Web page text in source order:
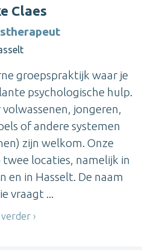
Claes
groepspraktijk waar je
psychologische hulp.
jongeren,
of andere systemen
zijn welkom. Onze
locaties, namelijk in
in Hasselt. De naam
vraagt ...
verder